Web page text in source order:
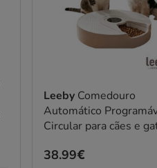
Leeby Comedouro
Automático
Circular para cães e
Preço
38.99€